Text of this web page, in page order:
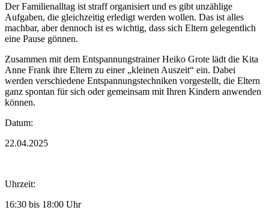
Der Familienalltag ist straff organisiert und es gibt unzählige
Aufgaben, die gleichzeitig erledigt werden wollen. Das ist alles
machbar, aber dennoch ist es wichtig, dass sich Eltern gelegentlich
eine Pause gönnen.
Zusammen mit dem Entspannungstrainer Heiko Grote lädt die Kita
Anne Frank ihre Eltern zu einer „kleinen Auszeit“ ein. Dabei
werden verschiedene Entspannungstechniken vorgestellt, die Eltern
ganz spontan für sich oder gemeinsam mit Ihren Kindern anwenden
können.
Datum:
22.04.2025
Uhrzeit:
16:30 bis 18:00 Uhr